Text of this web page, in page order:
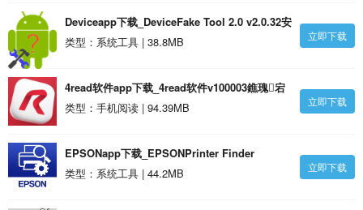
Deviceapp下载_DeviceFake Tool 2.0 v2.0.32安
卓版
类型：系统工具 | 38.8MB 立即下载
4read软件app下载_4read软件v100003鐎瑰宕
渧1.29安卓版
类型：手机阅读 | 94.39MB 立即下载
EPSONapp下载_EPSONPrinter Finder
v1.6.32安卓版
类型：系统工具 | 44.2MB 立即下载